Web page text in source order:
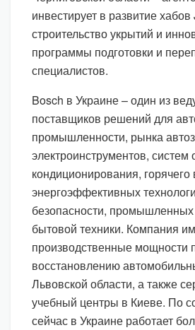
инвестирует в развитие
строительство укрытий и
программы подготовки и
специалистов.
Bosch в Украине – один из
поставщиков решений для
промышленности, рынка
электроинструментов, систем
кондиционирования,
энергоэффективных
безопасности,
бытовой техники. Компания
производственные мощности
восстановлению
Львовской области, а также
учебный центры в Киеве. По
сейчас в Украине работает